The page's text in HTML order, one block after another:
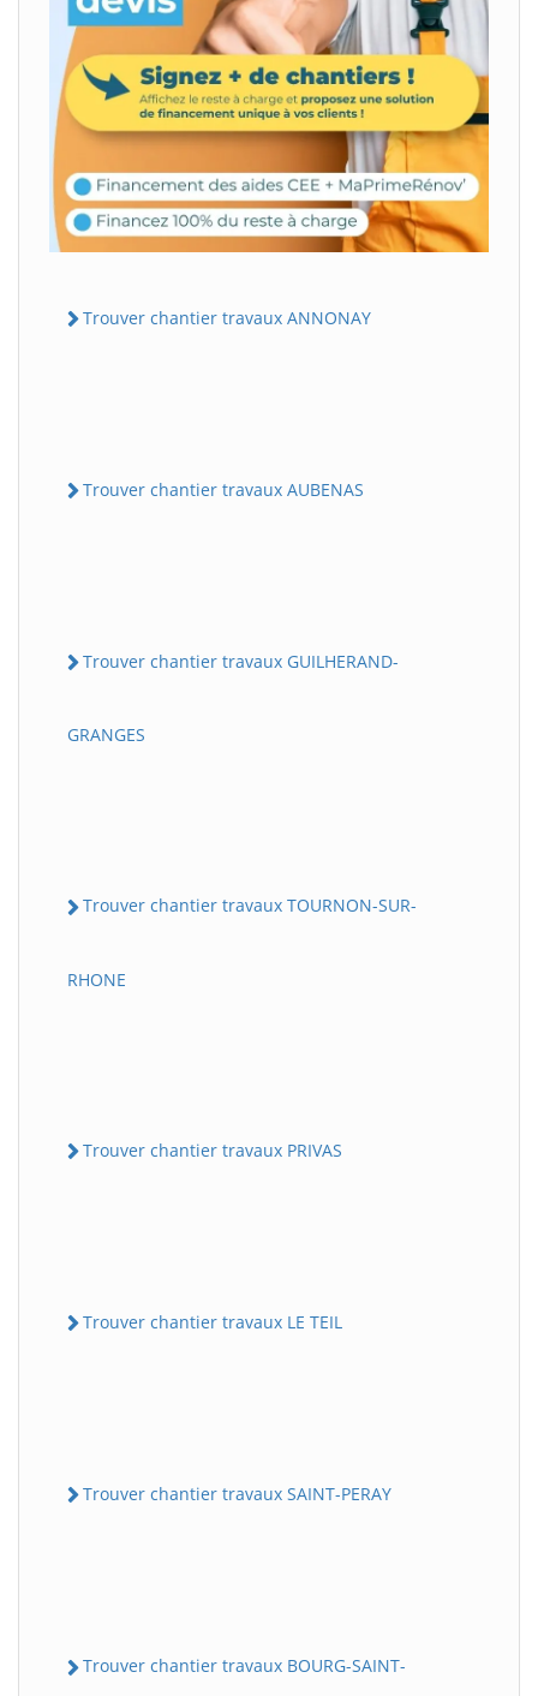
Trouver chantier travaux ANNONAY
Trouver chantier travaux AUBENAS
Trouver chantier travaux GUILHERAND-
GRANGES
Trouver chantier travaux TOURNON-SUR-
RHONE
Trouver chantier travaux PRIVAS
Trouver chantier travaux LE TEIL
Trouver chantier travaux SAINT-PERAY
Trouver chantier travaux BOURG-SAINT-